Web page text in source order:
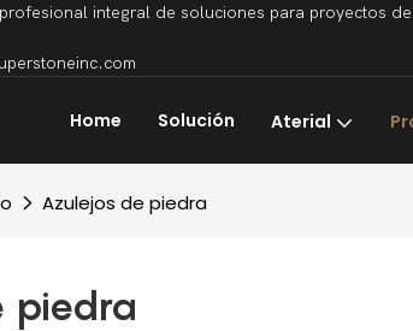
integral de soluciones para proyectos
Home Solución Aterial
Azulejos de piedra
piedra